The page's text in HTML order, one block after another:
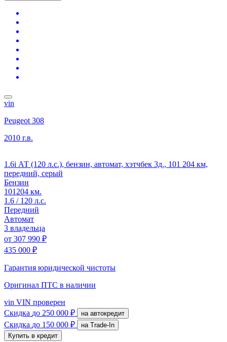
vin
Peugeot 308
2010 г.в.
1.6i АТ (120 л.с.), бензин, автомат, хэтчбек 3д., 101 204 км,
передний, серый
Бензин
101204 км.
1.6 / 120 л.с.
Передний
Автомат
3 владельца
от 307 990 ₽
435 000 ₽
Гарантия юридической чистоты
Оригинал ПТС в наличии
vin VIN проверен
Скидка до 250 000 ₽ на автокредит
Скидка до 150 000 ₽
на Trade-In
Купить в кредит